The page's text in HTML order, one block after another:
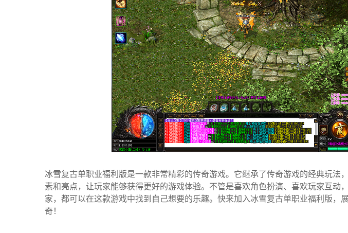
冰雪复古单职业福利版是一款非常精彩的传奇游戏。它继承了传奇游戏的经典玩法
素和亮点，让玩家能够获得更好的游戏体验。不管是喜欢角色扮演、喜欢玩家互动
家，都可以在这款游戏中找到自己想要的乐趣。快来加入冰雪复古单职业福利版，
奇！